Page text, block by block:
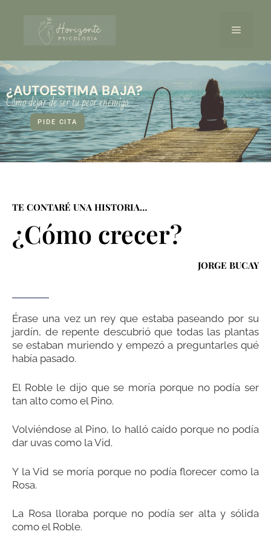
¿AUTOESTIMA BAJA?
Cómo dejar de ser tu peor enemígo
PIDE CITA
TE CONTARÉ UNA HISTORIA…
¿Cómo crecer?
JORGE BUCAY
Érase una vez un rey que estaba paseando por su
jardín, de repente descubrió que todas las plantas
se estaban muriendo y empezó a preguntarles qué
había pasado.
El Roble le dijo que se moría porque no podía ser
tan alto como el Pino.
Volviéndose al Pino, lo halló caído porque no podía
dar uvas como la Vid.
Y la Vid se moría porque no podía florecer como la
Rosa.
La Rosa lloraba porque no podía ser alta y sólida
como el Roble.